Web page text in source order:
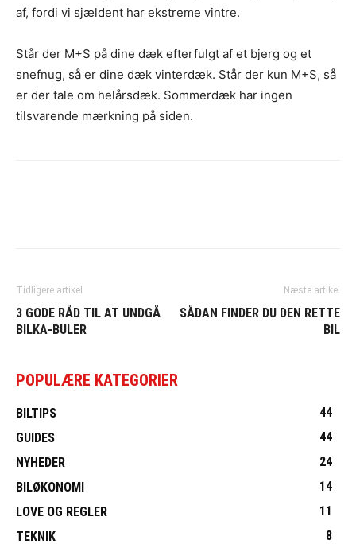
af, fordi vi sjældent har ekstreme vintre.
Står der M+S på dine dæk efterfulgt af et bjerg og et
snefnug, så er dine dæk vinterdæk. Står der kun M+S, så
er der tale om helårsdæk. Sommerdæk har ingen
tilsvarende mærkning på siden.
Tidligere artikel
3 GODE RÅD TIL AT UNDGÅ
BILKA-BULER
Næste artikel
SÅDAN FINDER DU DEN RETTE
BIL
POPULÆRE KATEGORIER
BILTIPS
44
GUIDES
44
NYHEDER
24
BILØKONOMI
14
LOVE OG REGLER
11
TEKNIK
8